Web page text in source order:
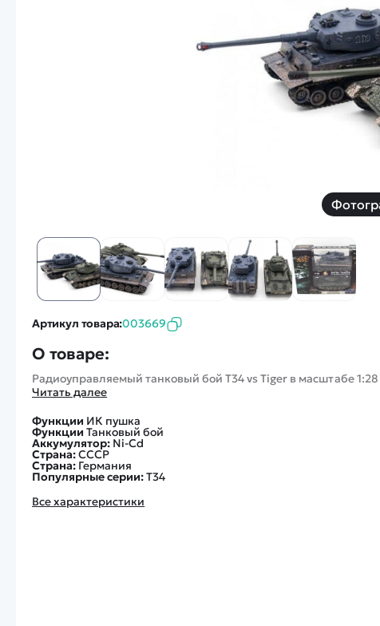
Дроны с 4k камерой
Скоростной катер
Вертолетик для детей
Смотреть
Артикул товара:003669
О товаре:
Радиоуправляемый танковый бой T34 vs Tiger в масштабе
Читать далее
Функции ИК пушка
Функции Танковый бой
Аккумулятор: Ni-Cd
Страна:СССР
Страна: Германия
Популярные серии:Т34
Все характеристики